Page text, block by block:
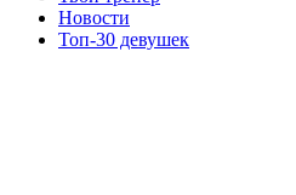
Новости
Топ-30 девушек